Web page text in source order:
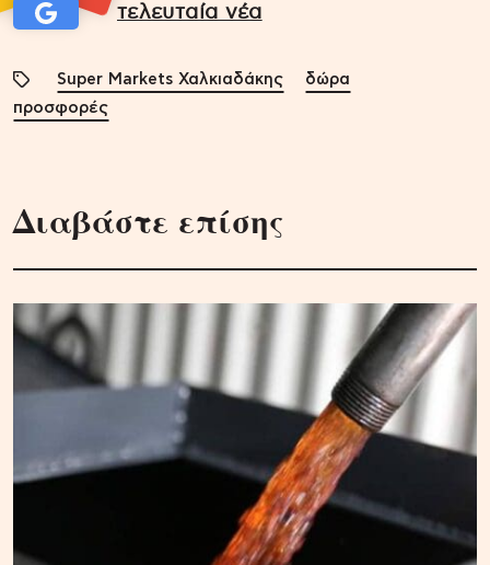
τελευταία νέα
Super Markets Χαλκιαδάκης
δώρα
προσφορές
Διαβάστε επίσης